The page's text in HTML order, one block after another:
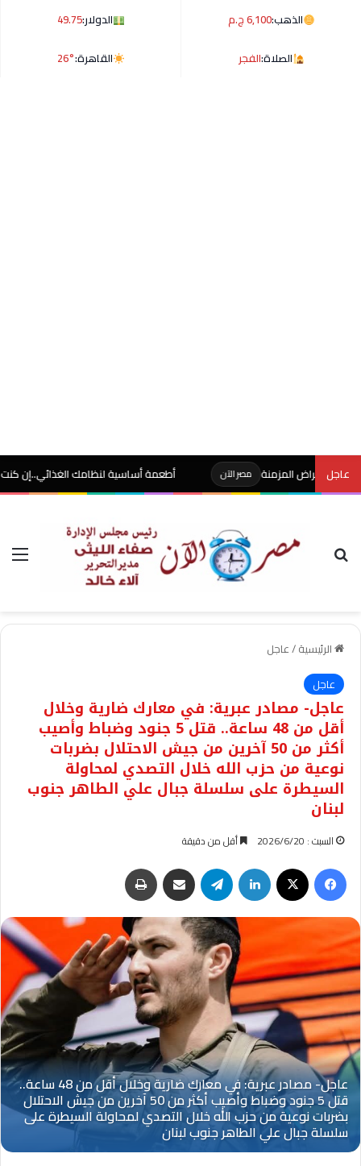
الذهب:6,100 ج.م الدولار:49.75
الصلاة:الفجر القاهرة:26°
عاجلالمزمنة مصر الآن أطعمة أساسية لنظامك الغذائي..إن كنت مصابًا
بحث عن
الرئيسية/عاجل
عاجل
عاجل- مصادر عبرية: في معارك ضارية وخلال
أقل من 48 ساعة.. قتل 5 جنود وضباط وأصيب
أكثر من 50 آخرين من جيش الاحتلال بضربات
نوعية من حزب الله خلال التصدي لمحاولة
السيطرة على سلسلة جبال علي الطاهر جنوب
لبنان
السبت : 2026/6/20 أقل من دقيقة
فيسبوك لينكدإن تيلقرام مشاركة عبر البريد